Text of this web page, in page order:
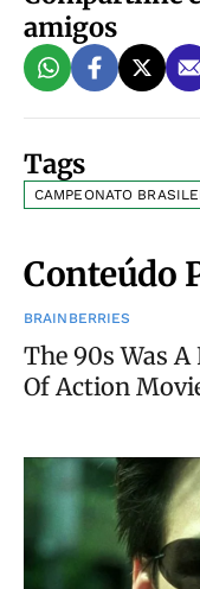
amigos
Tags
CAMPEONATO